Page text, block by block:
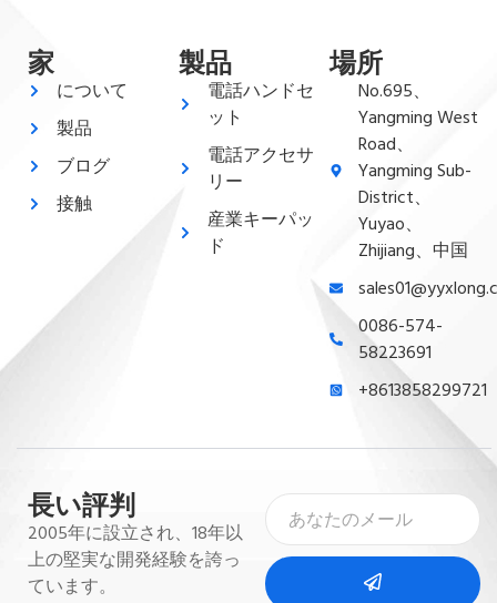
家
について
製品
ブログ
接触
製品
電話ハンドセ
ット
電話アクセサ
リー
産業キーパッ
ド
場所
No.695、
Yangming West
Road、
Yangming Sub-
District、
Yuyao、
Zhijiang、中国
0086-574-
58223691
+8613858299721
長い評判
2005年に設立され、18年以
上の堅実な開発経験を誇っ
ています。